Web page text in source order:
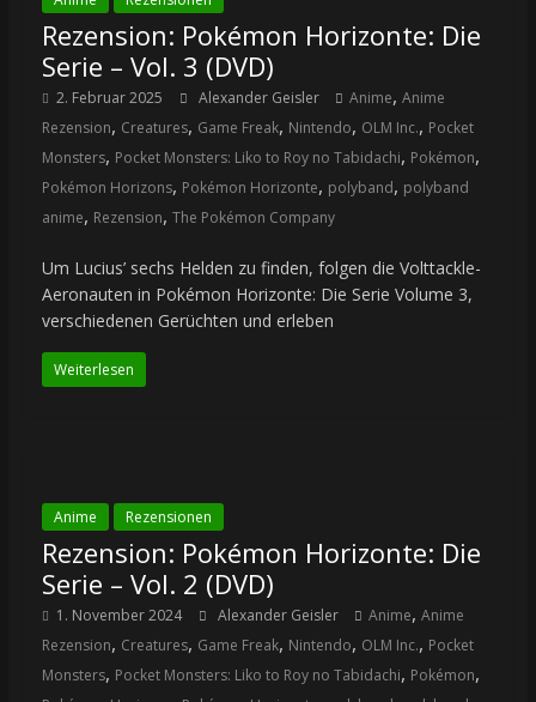
Rezension: Pokémon Horizonte: Die
Serie – Vol. 3 (DVD)
2. Februar 2025 Alexander Geisler Anime, Anime
Rezension, Creatures, Game Freak, Nintendo, OLM Inc., Pocket
Monsters, Pocket Monsters: Liko to Roy no Tabidachi, Pokémon,
Pokémon Horizons, Pokémon Horizonte, polyband, polyband
anime, Rezension, The Pokémon Company
Um Lucius’ sechs Helden zu finden, folgen die Volttackle-
Aeronauten in Pokémon Horizonte: Die Serie Volume 3,
verschiedenen Gerüchten und erleben
Weiterlesen
Anime Rezensionen
Rezension: Pokémon Horizonte: Die
Serie – Vol. 2 (DVD)
1. November 2024 Alexander Geisler Anime, Anime
Rezension, Creatures, Game Freak, Nintendo, OLM Inc., Pocket
Monsters, Pocket Monsters: Liko to Roy no Tabidachi, Pokémon,